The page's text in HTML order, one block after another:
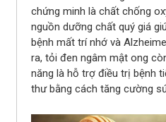
chứng minh là chất chống
nguồn dưỡng chất quý giá
bệnh mất trí nhớ và
ra, tỏi đen ngâm mật ong
năng là hỗ trợ điều trị bệnh
thư bằng cách tăng cường